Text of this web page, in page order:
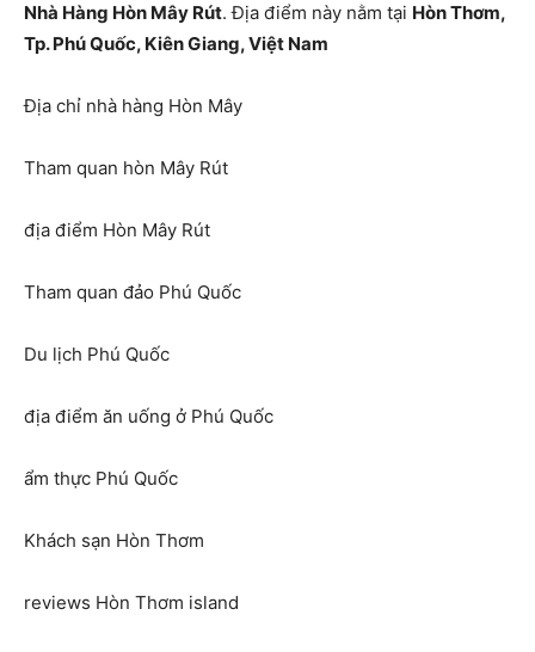
Nhà Hàng Hòn Mây Rút. Địa điểm này nằm tại Hòn Thơm,
Tp. Phú Quốc, Kiên Giang, Việt Nam
Địa chỉ nhà hàng Hòn Mây
Tham quan hòn Mây Rút
địa điểm Hòn Mây Rút
Tham quan đảo Phú Quốc
Du lịch Phú Quốc
địa điểm ăn uống ở Phú Quốc
ẩm thực Phú Quốc
Khách sạn Hòn Thơm
reviews Hòn Thơm island